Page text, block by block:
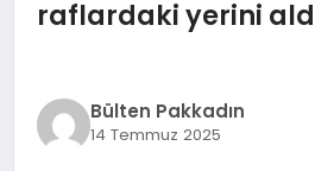
MAGAZIN
YAŞAM
raflardaki yerini
Bülten Pakkadın
14 Temmuz 2025